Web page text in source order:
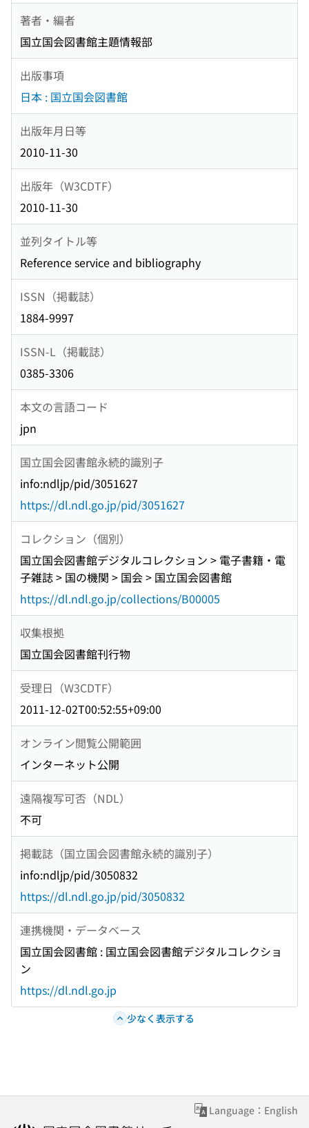
著者・編者
国立国会図書館主題情報部
出版事項
日本 : 国立国会図書館
出版年月日等
2010-11-30
出版年（W3CDTF）
2010-11-30
並列タイトル等
Reference service and bibliography
ISSN（掲載誌）
1884-9997
ISSN-L（掲載誌）
0385-3306
本文の言語コード
jpn
国立国会図書館永続的識別子
info:ndljp/pid/3051627
https://dl.ndl.go.jp/pid/3051627
コレクション（個別）
国立国会図書館デジタルコレクション > 電子書籍・電
子雑誌 > 国の機関 > 国会 > 国立国会図書館
https://dl.ndl.go.jp/collections/B00005
収集根拠
国立国会図書館刊行物
受理日（W3CDTF）
2011-12-02T00:52:55+09:00
オンライン閲覧公開範囲
インターネット公開
遠隔複写可否（NDL）
不可
掲載誌（国立国会図書館永続的識別子）
info:ndljp/pid/3050832
https://dl.ndl.go.jp/pid/3050832
連携機関・データベース
国立国会図書館 : 国立国会図書館デジタルコレクショ
ン
https://dl.ndl.go.jp
少なく表示する
Language：English